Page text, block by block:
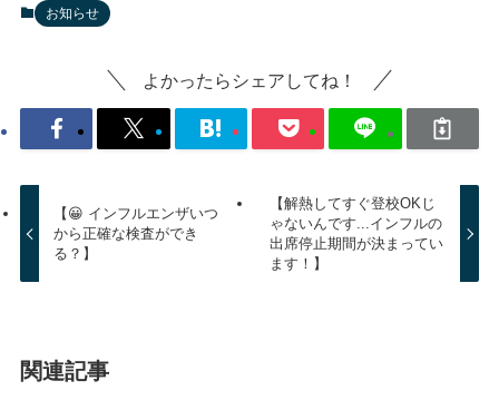
お知らせ
よかったらシェアしてね！
【😀 インフルエンザいつ
から正確な検査ができ
る？】
【解熱してすぐ登校OKじ
ゃないんです...インフルの
出席停止期間が決まってい
ます！】
関連記事